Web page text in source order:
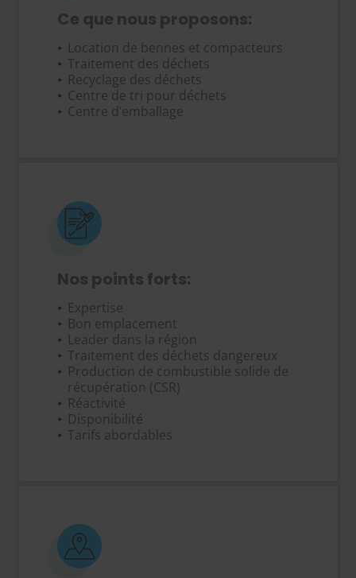
Ce que nous proposons:
Location de bennes et compacteurs
Traitement des déchets
Recyclage des déchets
Centre de tri pour déchets
Centre d’emballage
Nos points forts:
Expertise
Bon emplacement
Leader dans la région
Traitement des déchets dangereux
Production de combustible solide de
récupération (CSR)
Réactivité
Disponibilité
Tarifs abordables